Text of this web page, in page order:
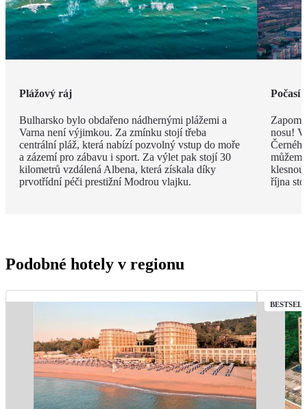
Plážový ráj
Bulharsko bylo obdařeno nádhernými plážemi a
Varna není výjimkou. Za zmínku stojí třeba
centrální pláž, která nabízí pozvolný vstup do moře
a zázemí pro zábavu i sport. Za výlet pak stojí 30
kilometrů vzdálená Albena, která získala díky
prvotřídní péči prestižní Modrou vlajku.
Počasí
nosu!
října
Podobné hotely v regionu